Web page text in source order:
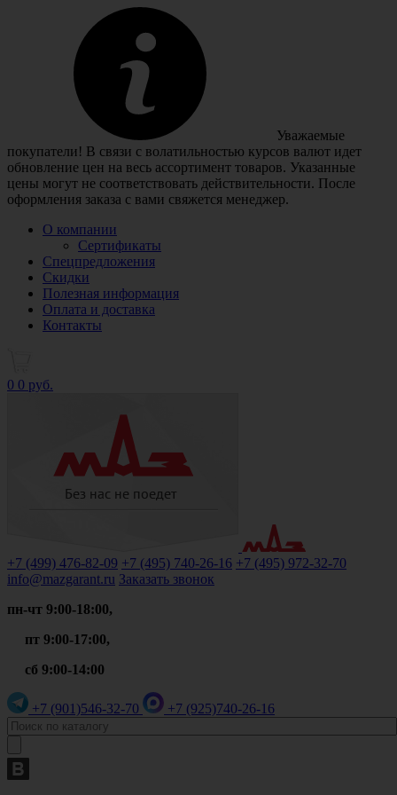
Уважаемые
покупатели! В связи с волатильностью курсов валют идет
обновление цен на весь ассортимент товаров. Указанные
цены могут не соответствовать действительности. После
оформления заказа с вами свяжется менеджер.
О компании
Сертификаты
Спецпредложения
Скидки
Полезная информация
Оплата и доставка
Контакты
0 0 руб.
+7 (499) 476-82-09 +7 (495) 740-26-16 +7 (495) 972-32-70
info@mazgarant.ru Заказать звонок
пн-чт 9:00-18:00,
пт 9:00-17:00,
сб 9:00-14:00
+7 (901)546-32-70 +7 (925)740-26-16